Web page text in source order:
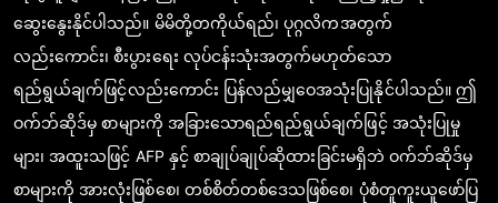
ဆွေးနွေးနိုင်ပါသည်။ မိမိတို့တကိုယ်ရည်၊ ပုဂ္ဂလိကအတွက်
လည်းကောင်း၊ စီးပွားရေး လုပ်ငန်းသုံးအတွက်မဟုတ်သော
ရည်ရွယ်ချက်ဖြင့်လည်းကောင်း ပြန်လည်မျှဝေအသုံးပြုနိုင်ပါသည်။ ဤ
ဝက်ဘ်ဆိုဒ်မှ စာများကို အခြားသောရည်ရည်ရွယ်ချက်ဖြင့် အသုံးပြုမှု
များ၊ အထူးသဖြင့် AFP နှင့် စာချုပ်ချုပ်ဆိုထားခြင်းမရှိဘဲ ဝက်ဘ်ဆိုဒ်မှ
စာများကို အားလုံးဖြစ်စေ၊ တစ်စိတ်တစ်ဒေသဖြစ်စေ၊ ပုံစံတူကူးယူဖော်ပြ